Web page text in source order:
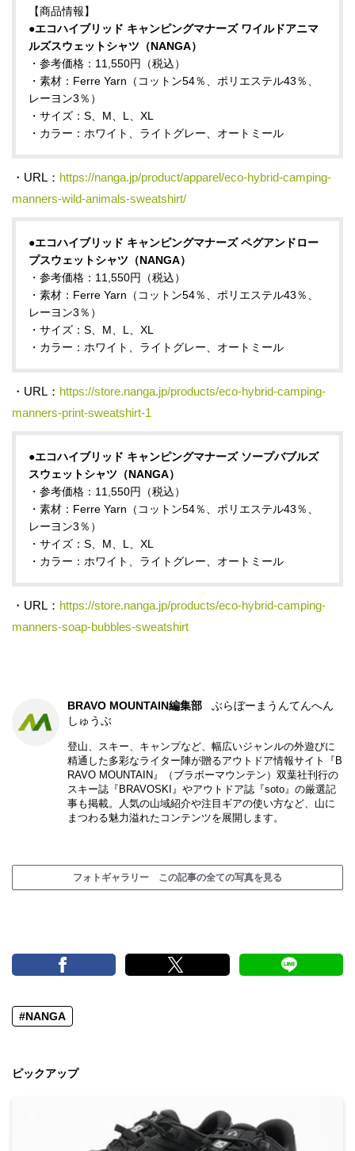
【商品情報】
●エコハイブリッド キャンピングマナーズ ワイルドアニマ
ルズスウェットシャツ（NANGA）
・参考価格：11,550円（税込）
・素材：Ferre Yarn（コットン54％、ポリエステル43％、
レーヨン3％）
・サイズ：S、M、L、XL
・カラー：ホワイト、ライトグレー、オートミール
・URL： https://nanga.jp/product/apparel/eco-hybrid-camping-
manners-wild-animals-sweatshirt/
●エコハイブリッド キャンピングマナーズ ペグアンドロー
プスウェットシャツ（NANGA）
・参考価格：11,550円（税込）
・素材：Ferre Yarn（コットン54％、ポリエステル43％、
レーヨン3％）
・サイズ：S、M、L、XL
・カラー：ホワイト、ライトグレー、オートミール
・URL： https://store.nanga.jp/products/eco-hybrid-camping-
manners-print-sweatshirt-1
●エコハイブリッド キャンピングマナーズ ソープバブルズ
スウェットシャツ（NANGA）
・参考価格：11,550円（税込）
・素材：Ferre Yarn（コットン54％、ポリエステル43％、
レーヨン3％）
・サイズ：S、M、L、XL
・カラー：ホワイト、ライトグレー、オートミール
・URL： https://store.nanga.jp/products/eco-hybrid-camping-
manners-soap-bubbles-sweatshirt
BRAVO MOUNTAIN編集部
ぶらぼーまうんてんへん
しゅうぶ
登山、スキー、キャンプなど、幅広いジャンルの外遊びに
精通した多彩なライター陣が贈るアウトドア情報サイト『B
RAVO MOUNTAIN』（ブラボーマウンテン）双葉社刊行の
スキー誌『BRAVOSKI』やアウトドア誌『soto』の厳選記
事も掲載。人気の山域紹介や注目ギアの使い方など、山に
まつわる魅力溢れたコンテンツを展開します。
フォトギャラリー この記事の全ての写真を見る
#NANGA
ピックアップ